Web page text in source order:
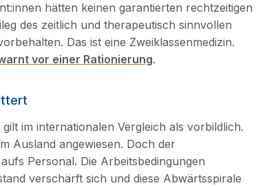
hätten keinen garantierten rechtzeitigen
des zeitlich und therapeutisch sinnvollen
Das ist eine Zweiklassenmedizin.
vor einer Rationierung.
im internationalen Vergleich als vorbildlich.
Ausland angewiesen. Doch der
Personal. Die Arbeitsbedingungen
verschärft sich und diese Abwärtsspirale